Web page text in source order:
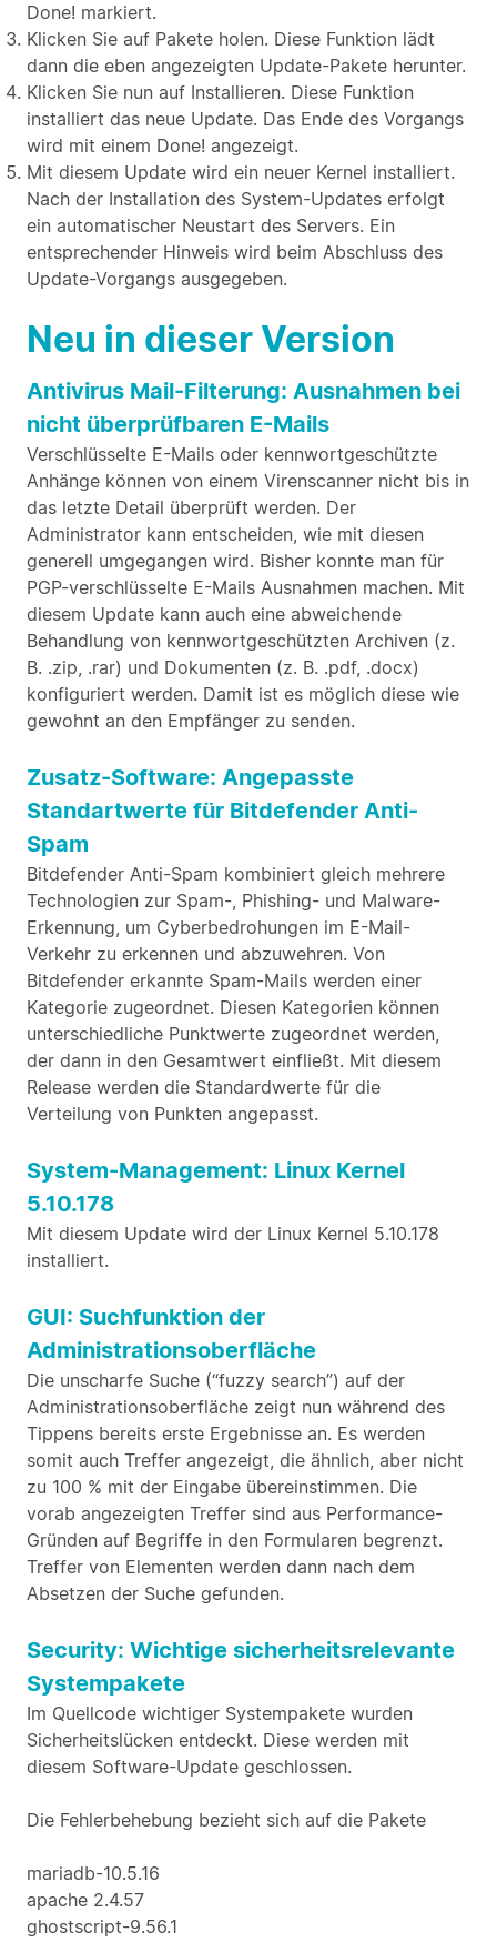
Done! markiert.
Klicken Sie auf Pakete holen. Diese Funktion lädt
dann die eben angezeigten Update-Pakete herunter.
Klicken Sie nun auf Installieren. Diese Funktion
installiert das neue Update. Das Ende des Vorgangs
wird mit einem Done! angezeigt.
Mit diesem Update wird ein neuer Kernel installiert.
Nach der Installation des System-Updates erfolgt
ein automatischer Neustart des Servers. Ein
entsprechender Hinweis wird beim Abschluss des
Update-Vorgangs ausgegeben.
Neu in dieser Version
Antivirus Mail-Filterung: Ausnahmen bei
nicht überprüfbaren E-Mails
Verschlüsselte E-Mails oder kennwortgeschützte
Anhänge können von einem Virenscanner nicht bis in
das letzte Detail überprüft werden. Der
Administrator kann entscheiden, wie mit diesen
generell umgegangen wird. Bisher konnte man für
PGP-verschlüsselte E-Mails Ausnahmen machen. Mit
diesem Update kann auch eine abweichende
Behandlung von kennwortgeschützten Archiven (z.
B. .zip, .rar) und Dokumenten (z. B. .pdf, .docx)
konfiguriert werden. Damit ist es möglich diese wie
gewohnt an den Empfänger zu senden.
Zusatz-Software: Angepasste
Standartwerte für Bitdefender Anti-
Spam
Bitdefender Anti-Spam kombiniert gleich mehrere
Technologien zur Spam-, Phishing- und Malware-
Erkennung, um Cyberbedrohungen im E-Mail-
Verkehr zu erkennen und abzuwehren. Von
Bitdefender erkannte Spam-Mails werden einer
Kategorie zugeordnet. Diesen Kategorien können
unterschiedliche Punktwerte zugeordnet werden,
der dann in den Gesamtwert einfließt. Mit diesem
Release werden die Standardwerte für die
Verteilung von Punkten angepasst.
System-Management: Linux Kernel
5.10.178
Mit diesem Update wird der Linux Kernel 5.10.178
installiert.
GUI: Suchfunktion der
Administrationsoberfläche
Die unscharfe Suche (“fuzzy search”) auf der
Administrationsoberfläche zeigt nun während des
Tippens bereits erste Ergebnisse an. Es werden
somit auch Treffer angezeigt, die ähnlich, aber nicht
zu 100 % mit der Eingabe übereinstimmen. Die
vorab angezeigten Treffer sind aus Performance-
Gründen auf Begriffe in den Formularen begrenzt.
Treffer von Elementen werden dann nach dem
Absetzen der Suche gefunden.
Security: Wichtige sicherheitsrelevante
Systempakete
Im Quellcode wichtiger Systempakete wurden
Sicherheitslücken entdeckt. Diese werden mit
diesem Software-Update geschlossen.
Die Fehlerbehebung bezieht sich auf die Pakete
mariadb-10.5.16
apache 2.4.57
ghostscript-9.56.1